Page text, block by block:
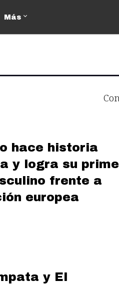
Más
hace historia
y logra su
frente a
europea
y El